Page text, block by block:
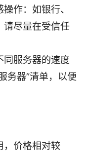
作：如银行、
请尽量在受信任
同服务器的速度
务器”清单，以便
，价格相对较